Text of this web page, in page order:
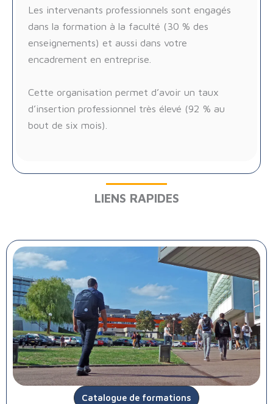
Les intervenants professionnels sont engagés
dans la formation à la faculté (30 % des
enseignements) et aussi dans votre
encadrement en entreprise.
Cette organisation permet d’avoir un taux
d’insertion professionnel très élevé (92 % au
bout de six mois).
LIENS RAPIDES
Catalogue de formations